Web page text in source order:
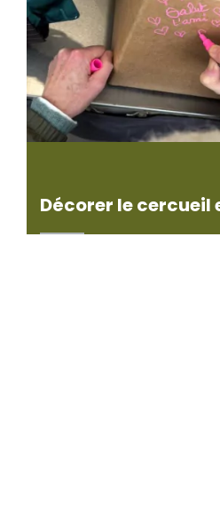
Décorer le cercueil